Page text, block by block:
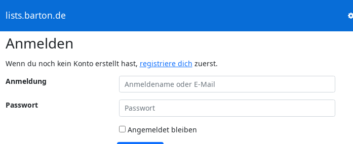
lists.barton.de
Anmelden
Wenn du noch kein Konto erstellt hast, registriere dich zuerst.
Anmeldung
Passwort
Angemeldet bleiben